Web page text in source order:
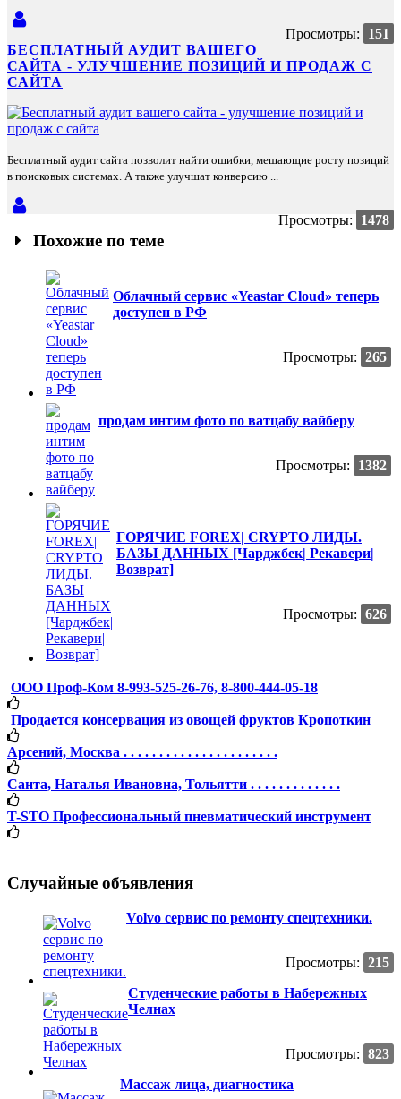
Просмотры:
151
БЕСПЛАТНЫЙ АУДИТ ВАШЕГО
САЙТА - УЛУЧШЕНИЕ ПОЗИЦИЙ И ПРОДАЖ С
САЙТА
Бесплатный аудит сайта позволит найти ошибки, мешающие росту позиций
в поисковых системах. А также улучшат конверсию ...
Просмотры: 1478
Похожие по теме
Облачный сервис «Yeastar Cloud» теперь
доступен в РФ
Просмотры: 265
продам интим фото по ватцабу вайберу
Просмотры: 1382
ГОРЯЧИЕ FOREX| CRYPTO ЛИДЫ.
БАЗЫ ДАННЫХ [Чарджбек| Рекавери|
Возврат]
Просмотры: 626
ООО Проф-Ком 8-993-525-26-76, 8-800-444-05-18
Продается консервация из овощей фруктов Кропоткин
Арсений, Москва . . . . . . . . . . . . . . . . . . . . . .
Санта, Наталья Ивановна, Тольятти . . . . . . . . . . . . .
T-STO Профессиональный пневматический инструмент
Случайные объявления
Volvo сервис по ремонту спецтехники.
Просмотры: 215
Студенческие работы в Набережных
Челнах
Просмотры: 823
Массаж лица, диагностика